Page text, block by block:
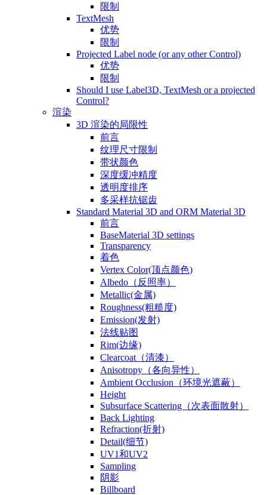
限制
TextMesh
优势
限制
Projected Label node (or any other Control)
优势
限制
Should I use Label3D, TextMesh or a projected
Control?
渲染
3D 渲染的局限性
前言
纹理尺寸限制
带状颜色
深度缓冲精度
透明度排序
多采样抗锯齿
Standard Material 3D and ORM Material 3D
前言
BaseMaterial 3D settings
Transparency
着色
Vertex Color(顶点颜色)
Albedo（反照率）
Metallic(金属)
Roughness(粗糙度)
Emission(发射)
法线贴图
Rim(边缘)
Clearcoat（清漆）
Anisotropy（各向异性）
Ambient Occlusion（环境光遮蔽）
Height
Subsurface Scattering（次表面散射）
Back Lighting
Refraction(折射)
Detail(细节)
UV1和UV2
Sampling
阴影
Billboard